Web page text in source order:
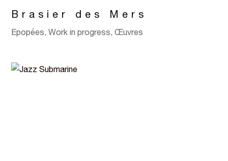
Brasier des Mers
Epopées,Work in progress,Œuvres